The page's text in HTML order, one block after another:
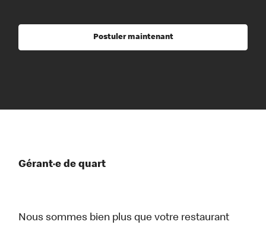
Postuler maintenant
Gérant·e de quart
Nous sommes bien plus que votre restaurant